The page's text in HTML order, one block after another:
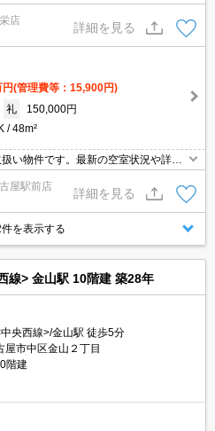
配ボックス、浴室乾燥機、追い焚きな
ン♪
店
詳細を見る
円(管理費等：15,900円)
礼
150,000円
48m²
い物件です。最新の空室状況や詳細
さい。
屋駅前店
詳細を見る
を表示する
線> 金山駅 10階建 築28年
央西線>/金山駅 徒歩5分
屋市中区金山２丁目
階建